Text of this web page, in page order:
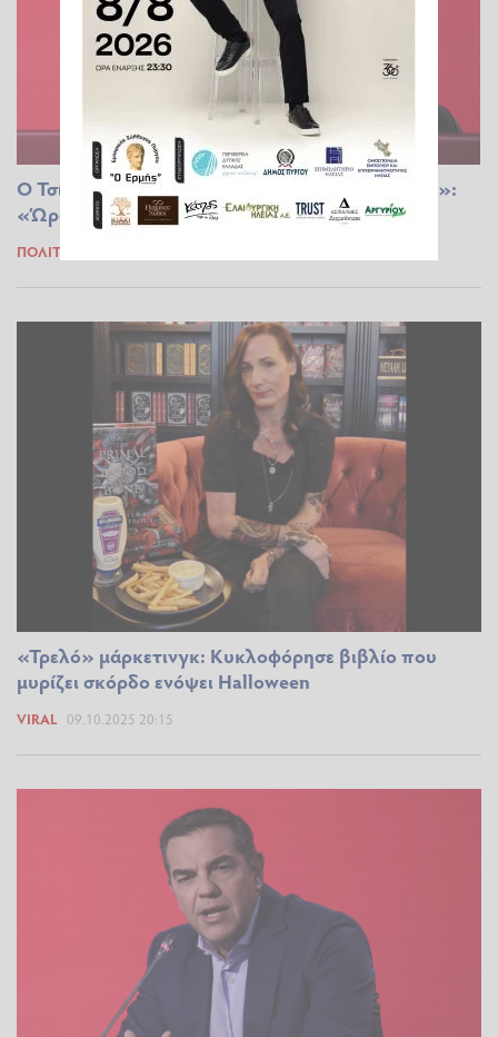
Ο Τσίπρας εξηγεί γιατί έγραψε το βιβλίο «Ιθάκη»:
«Ώρα ν’ ακουστεί η δική μου φωνή»
ΠΟΛΙΤΙΚΆ
«Τρελό» μάρκετινγκ: Κυκλοφόρησε βιβλίο που
μυρίζει σκόρδο ενόψει Halloween
VIRAL 09.10.2025 20:15